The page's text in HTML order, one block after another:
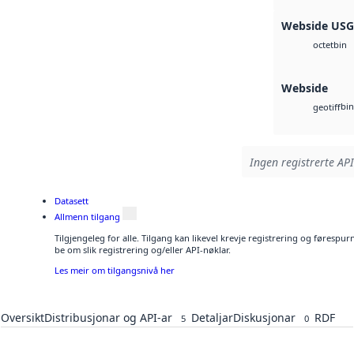
Webside
octetbin
Webside
geotiffbin
Ingen registrerte
Datasett
Allmenn tilgang
Tilgjengeleg for alle. Tilgang kan likevel krevje registrering og
be om slik registrering og/eller API-nøklar.
Les meir om tilgangsnivå her
OversiktDistribusjonar og API-ar 5 DetaljarDiskusjonar 0 RDF